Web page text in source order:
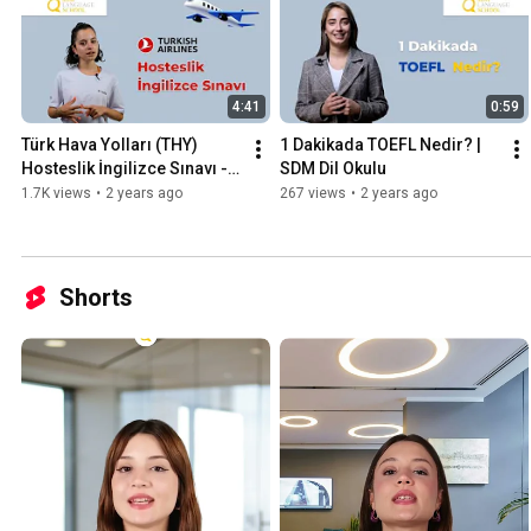
4:41
Türk Hava Yolları (THY)
Hosteslik İngilizce Sınavı -
SDM Dil Okulu
1.7K views • 2 years ago
0:59
1 Dakikada TOEFL Nedir? |
SDM Dil Okulu
267 views • 2 years ago
Shorts